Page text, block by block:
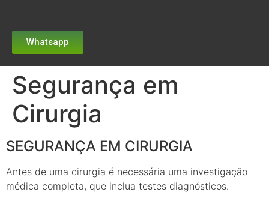
Whatsapp
Segurança em
Cirurgia
SEGURANÇA EM CIRURGIA
Antes de uma cirurgia é necessária uma investigação
médica completa, que inclua testes diagnósticos.